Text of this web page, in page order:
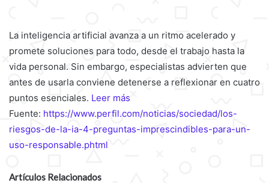
La inteligencia artificial avanza a un ritmo acelerado y
promete soluciones para todo, desde el trabajo hasta la
vida personal. Sin embargo, especialistas advierten que
antes de usarla conviene detenerse a reflexionar en cuatro
puntos esenciales. Leer más
Fuente: https://www.perfil.com/noticias/sociedad/los-
riesgos-de-la-ia-4-preguntas-imprescindibles-para-un-
uso-responsable.phtml
Artículos Relacionados